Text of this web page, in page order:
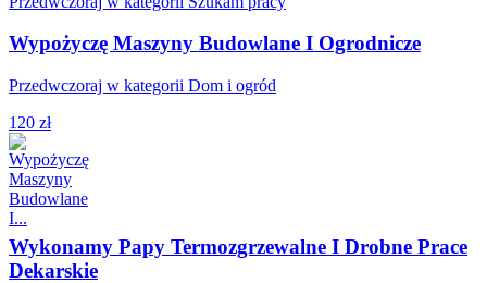
Wypożyczę Maszyny Budowlane I Ogrodnicze
Przedwczoraj w kategorii Dom i ogród
120 zł
Wykonamy Papy Termozgrzewalne I Drobne Prace
Dekarskie